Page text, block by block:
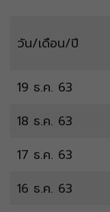
วัน/เดือน/ปี
19 ธ.ค. 63
18 ธ.ค. 63
17 ธ.ค. 63
16 ธ.ค. 63